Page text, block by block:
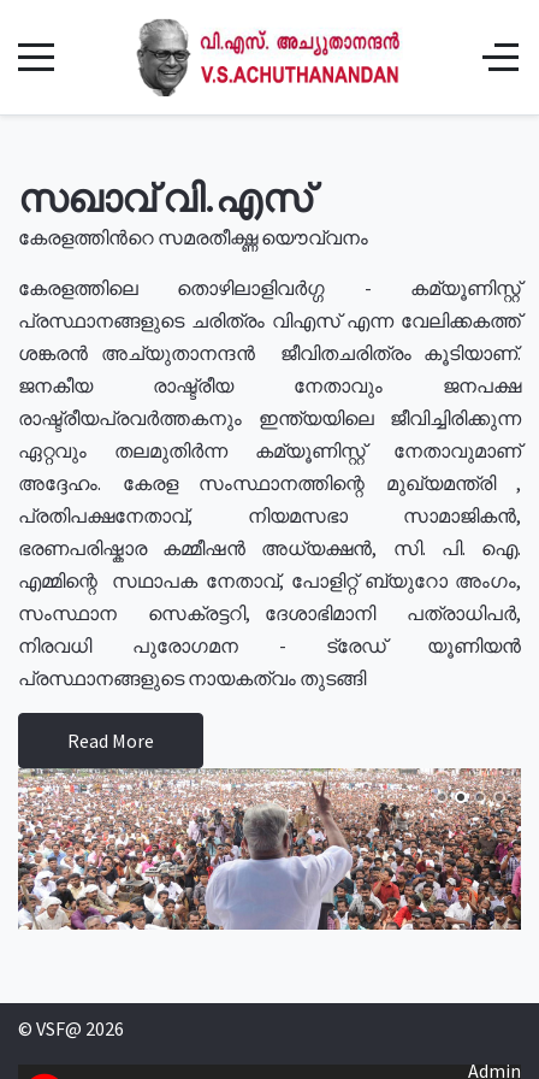
സഖാവ് വി.എസ്
കേരളത്തിൻറെ സമരതീക്ഷ്ണ യൌവ്വനം
കേരളത്തിലെ തൊഴിലാളിവർഗ്ഗ - കമ്യൂണിസ്റ്റ്
പ്രസ്ഥാനങ്ങളുടെ ചരിത്രം വിഎസ് എന്ന വേലിക്കകത്ത്
ശങ്കരൻ അച്യുതാനന്ദൻ ജീവിതചരിത്രം കൂടിയാണ്.
ജനകീയ രാഷ്ട്രീയ നേതാവും ജനപക്ഷ
രാഷ്ട്രീയപ്രവർത്തകനും ഇന്ത്യയിലെ ജീവിച്ചിരിക്കുന്ന
ഏറ്റവും തലമുതിർന്ന കമ്യൂണിസ്റ്റ് നേതാവുമാണ്
അദ്ദേഹം. കേരള സംസ്ഥാനത്തിന്റെ മുഖ്യമന്ത്രി ,
പ്രതിപക്ഷനേതാവ്, നിയമസഭാ സാമാജികൻ,
ഭരണപരിഷ്കാര കമ്മീഷൻ അധ്യക്ഷൻ, സി. പി. ഐ.
എമ്മിന്റെ സഥാപക നേതാവ്, പോളിറ്റ് ബ്യുറോ അംഗം,
സംസ്ഥാന സെക്രട്ടറി, ദേശാഭിമാനി പത്രാധിപർ,
നിരവധി പുരോഗമന - ട്രേഡ് യൂണിയൻ
പ്രസ്ഥാനങ്ങളുടെ നായകത്വം തുടങ്ങി
Read More
© VSF@ 2026
Admin